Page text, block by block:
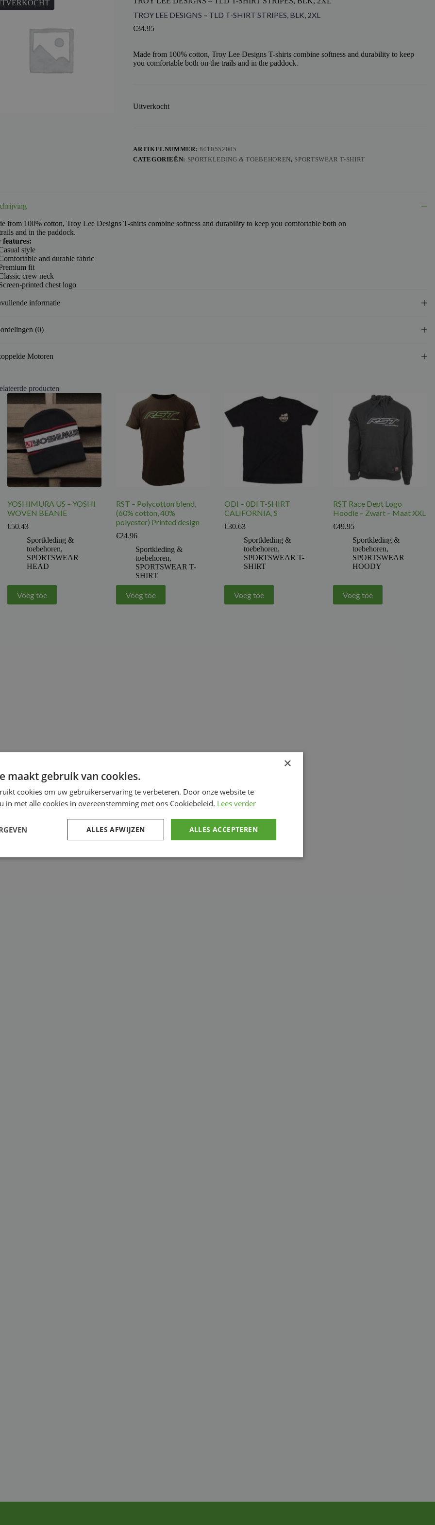
TROY LEE DESIGNS – TLD T-SHIRT STRIPES, BLK, 2XL
€34.95
Made from 100% cotton, Troy Lee Designs T-shirts combine softness and durability to keep
you comfortable both on the trails and in the paddock.
Uitverkocht
ARTIKELNUMMER:8010552005
CATEGORIEËN: SPORTKLEDING & TOEBEHOREN, SPORTSWEAR T-SHIRT
from 100% cotton, Troy Lee Designs T-shirts combine softness and durability to keep you comfortable both on
and in the paddock.
features:
style
and durable fabric
fit
crew neck
printed chest logo
informatie
(0)
Motoren
producten
YOSHIMURA US – YOSHI
WOVEN BEANIE
€50.43
Sportkleding &
toebehoren,
SPORTSWEAR
HEAD
Voeg toe
RST – Polycotton blend,
(60% cotton, 40%
polyester) Printed design
€24.96
Sportkleding &
toebehoren,
SPORTSWEAR T-
SHIRT
Voeg toe
ODI – 0DI T-SHIRT
CALIFORNIA, S
€30.63
Sportkleding &
toebehoren,
SPORTSWEAR T-
SHIRT
Voeg toe
RST Race Dept Logo
Hoodie – Zwart – Maat XXL
€49.95
Sportkleding &
toebehoren,
SPORTSWEAR
HOODY
Voeg toe
×
maakt gebruik van cookies.
cookies om uw gebruikerservaring te verbeteren. Door onze website te
in met alle cookies in overeenstemming met ons Cookiebeleid. Lees verder
ALLES ACCEPTEREN
ALLES AFWIJZEN